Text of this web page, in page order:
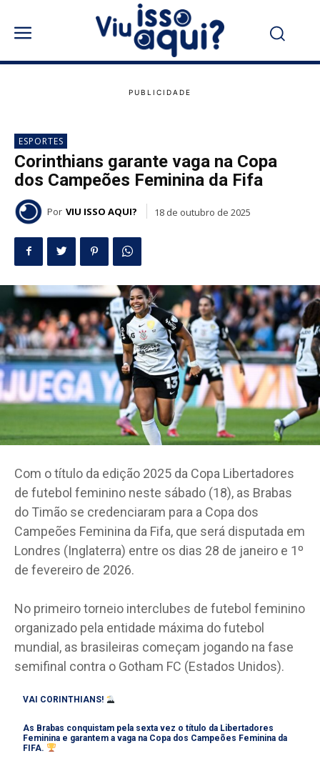
ESPORTES
Corinthians garante vaga na Copa
dos Campeões Feminina da Fifa
Por VIU ISSO AQUI? 18 de outubro de 2025
Com o título da edição 2025 da Copa Libertadores
de futebol feminino neste sábado (18), as Brabas
do Timão se credenciaram para a Copa dos
Campeões Feminina da Fifa, que será disputada em
Londres (Inglaterra) entre os dias 28 de janeiro e 1º
de fevereiro de 2026.
No primeiro torneio interclubes de futebol feminino
organizado pela entidade máxima do futebol
mundial, as brasileiras começam jogando na fase
semifinal contra o Gotham FC (Estados Unidos).
VAI CORINTHIANS!
As Brabas conquistam pela sexta vez o título da Libertadores
Feminina e garantem a vaga na Copa dos Campeões Feminina da
FIFA.